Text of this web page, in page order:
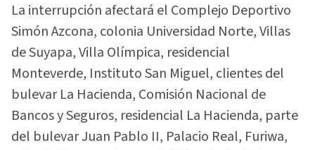
La interrupción afectará el Complejo Deportivo
Simón Azcona, colonia Universidad Norte, Villas
de Suyapa, Villa Olímpica, residencial
Monteverde, Instituto San Miguel, clientes del
bulevar La Hacienda, Comisión Nacional de
Bancos y Seguros, residencial La Hacienda, parte
del bulevar Juan Pablo II, Palacio Real, Furiwa,